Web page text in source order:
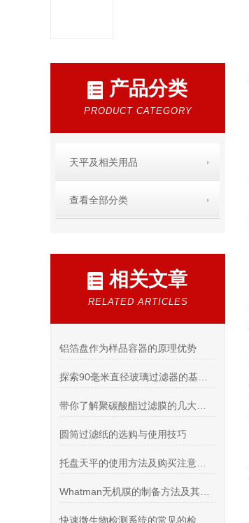
产品分类
PRODUCT CATEGORY
天平及相关用品
查看全部分类
相关文章
RELATED ARTICLES
铝箔盘作为样品容器的原理优势
圆筒过滤纸的选购与使用技巧